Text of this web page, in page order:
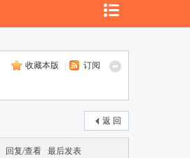
收藏本版 订阅
返 回
回复/查看 最后发表